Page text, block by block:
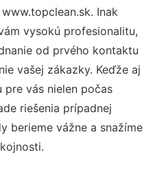
Inak
vysokú profesionalitu,
od prvého kontaktu
vašej zákazky. Keďže aj
pre vás nielen počas
riešenia prípadnej
berieme vážne a snažíme